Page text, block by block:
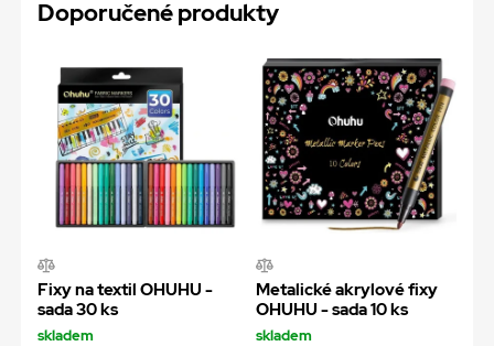
Doporučené produkty
Fixy na textil OHUHU -
sada 30 ks
skladem
Metalické akrylové fixy
OHUHU - sada 10 ks
skladem